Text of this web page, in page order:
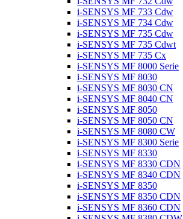
i-SENSYS MF 733 Cdw
i-SENSYS MF 734 Cdw
i-SENSYS MF 735 Cdw
i-SENSYS MF 735 Cdwt
i-SENSYS MF 735 Cx
i-SENSYS MF 8000 Serie
i-SENSYS MF 8030
i-SENSYS MF 8030 CN
i-SENSYS MF 8040 CN
i-SENSYS MF 8050
i-SENSYS MF 8050 CN
i-SENSYS MF 8080 CW
i-SENSYS MF 8300 Serie
i-SENSYS MF 8330
i-SENSYS MF 8330 CDN
i-SENSYS MF 8340 CDN
i-SENSYS MF 8350
i-SENSYS MF 8350 CDN
i-SENSYS MF 8360 CDN